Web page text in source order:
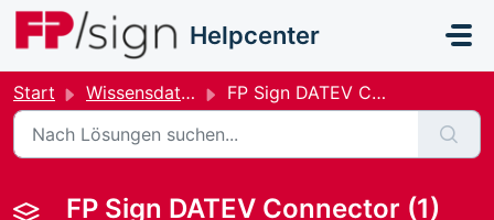
Zum hauptsächlichen Inhalt gehen
Helpcenter
Start Wissensdatenbank FP Sign DATEV Connector
FP Sign DATEV Connector (1)